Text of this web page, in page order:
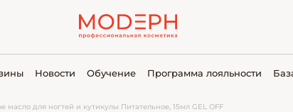
Новости Обучение Программа лояльности
масло для ногтей и кутикулы Питательное, 15мл GEL OFF